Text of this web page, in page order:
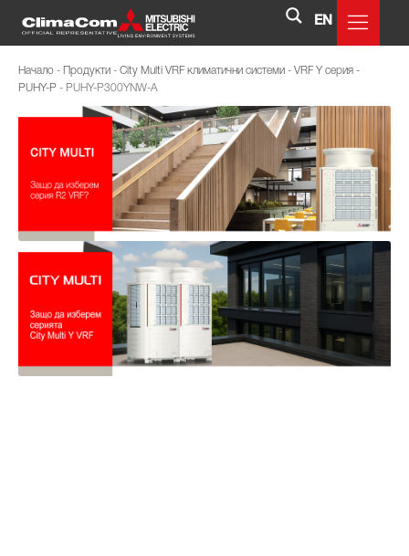
EN
Начало - Продукти - City Multi VRF климатични системи - VRF Y серия -
PUHY-P - PUHY-P300YNW-A